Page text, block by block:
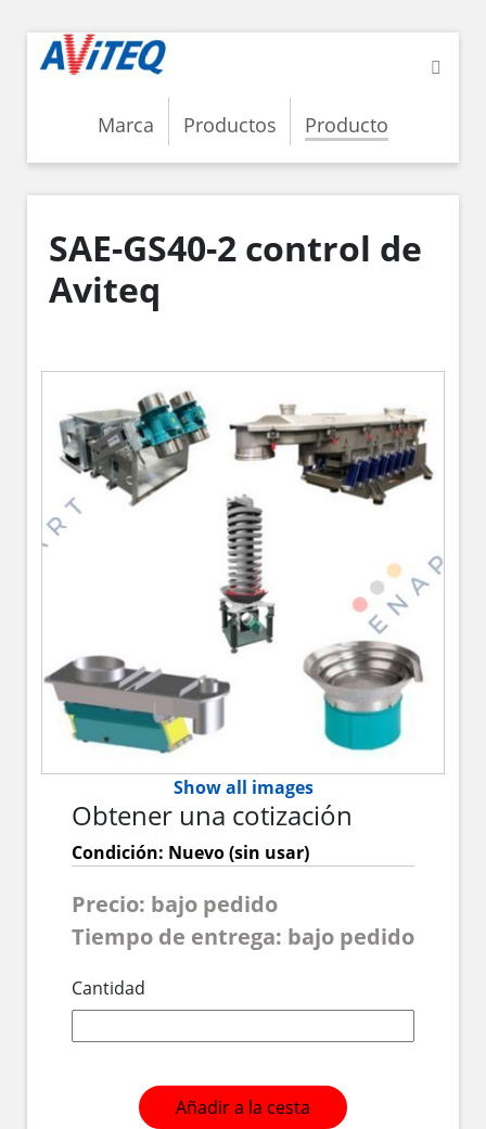
Marca Productos Producto
SAE-GS40-2 control de
Aviteq
Show all images
Obtener una cotización
Condición: Nuevo (sin usar)
Precio: bajo pedido
Tiempo de entrega: bajo pedido
Cantidad
Añadir a la cesta